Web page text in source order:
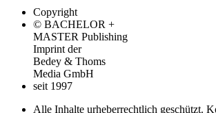
Copyright
© BACHELOR +
MASTER Publishing
Imprint der
Bedey & Thoms
Media GmbH
seit 1997
Alle Inhalte urheberrechtlich geschützt.